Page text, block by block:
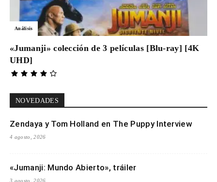
Análisis
«Jumanji» colección de 3 películas [Blu-ray] [4K
UHD]
NOVEDADES
Zendaya y Tom Holland en The Puppy Interview
4 agosto, 2026
«Jumanji: Mundo Abierto», tráiler
3 agosto, 2026